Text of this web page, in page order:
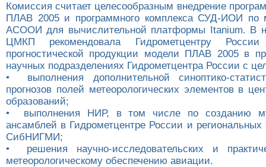
Комиссия считает целесообразным внедрение
ПЛАВ 2005 и программного комплекса СУД-ИОИ по
АСООИ для вычислительной платформы Itanium. В
ЦМКП рекомендовала Гидрометцентру России
прогностической продукции модели ПЛАВ 2005 в
научных подразделениях Гидрометцентра России с
• выполнения дополнительной синоптико-
прогнозов полей метеорологических элементов в
образований;
• выполнения НИР, в том числе по созданию
ансамблей в Гидрометцентре России и региональных
СибНИГМИ;
• решения научно-исследовательских и
метеорологическому обеспечению авиации.